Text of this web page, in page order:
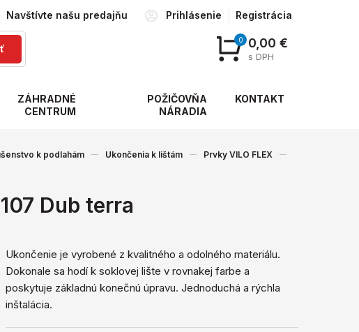
Navštívte našu predajňu Prihlásenie Registrácia
0 0,00 €
s DPH
ZÁHRADNÉ
CENTRUM
POŽIČOVŇA
NÁRADIA
KONTAKT
k podlahám Ukončenia k lištám
Prvky VILO FLEX
Dub terra
Ukončenie je vyrobené z kvalitného a ​​odolného materiálu.
Dokonale sa hodí k soklovej lište v rovnakej farbe a
poskytuje základnú konečnú úpravu. Jednoduchá a rýchla
inštalácia.